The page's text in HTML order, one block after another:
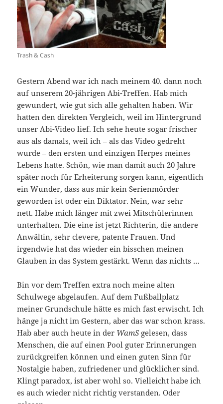
Trash & Cash
Gestern Abend war ich nach meinem 40. dann noch
auf unserem 20-jährigen Abi-Treffen. Hab mich
gewundert, wie gut sich alle gehalten haben. Wir
hatten den direkten Vergleich, weil im Hintergrund
unser Abi-Video lief. Ich sehe heute sogar frischer
aus als damals, weil ich – als das Video gedreht
wurde – den ersten und einzigen Herpes meines
Lebens hatte. Schön, wie man damit auch 20 Jahre
später noch für Erheiterung sorgen kann, eigentlich
ein Wunder, dass aus mir kein Serienmörder
geworden ist oder ein Diktator. Nein, war sehr
nett. Habe mich länger mit zwei Mitschülerinnen
unterhalten. Die eine ist jetzt Richterin, die andere
Anwältin, sehr clevere, patente Frauen. Und
irgendwie hat das wieder ein bisschen meinen
Glauben in das System gestärkt. Wenn das nichts …
Bin vor dem Treffen extra noch meine alten
Schulwege abgelaufen. Auf dem Fußballplatz
meiner Grundschule hätte es mich fast erwischt. Ich
hänge ja nicht im Gestern, aber das war schon krass.
Hab aber auch heute in der WamSgelesen, dass
Menschen, die auf einen Pool guter Erinnerungen
zurückgreifen können und einen guten Sinn für
Nostalgie haben, zufriedener und glücklicher sind.
Klingt paradox, ist aber wohl so. Vielleicht habe ich
es auch wieder nicht richtig verstanden. Oder